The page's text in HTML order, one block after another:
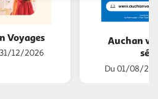
Voyages
12/2026
Auchan
Du 01/08/